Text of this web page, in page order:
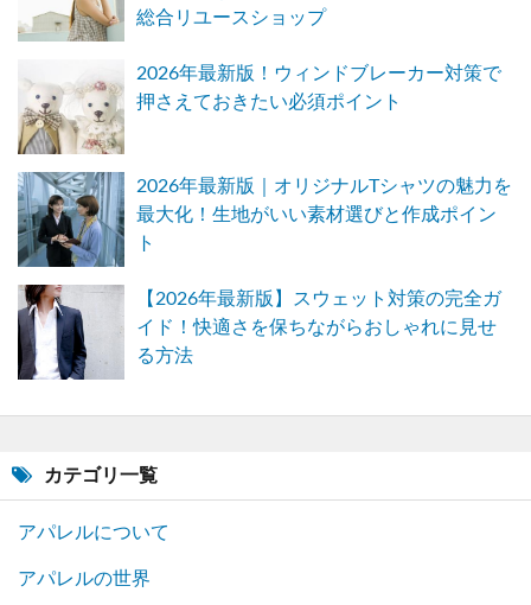
総合リユースショップ
2026年最新版！ウィンドブレーカー対策で
押さえておきたい必須ポイント
2026年最新版｜オリジナルTシャツの魅力を
最大化！生地がいい素材選びと作成ポイン
ト
【2026年最新版】スウェット対策の完全ガ
イド！快適さを保ちながらおしゃれに見せ
る方法
カテゴリ一覧
アパレルについて
アパレルの世界